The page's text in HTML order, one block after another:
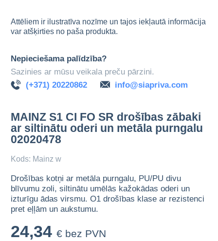
Attēliem ir ilustratīva nozīme un tajos iekļautā informācija
var atšķirties no paša produkta.
Nepieciešama palīdzība?
Sazinies ar mūsu veikala preču pārzini.
(+371) 20220862
info@siapriva.com
MAINZ S1 CI FO SR drošības zābaki
ar siltinātu oderi un metāla purngalu
02020478
Kods: Mainz w
Drošības kotņi ar metāla purngalu, PU/PU divu
blīvumu zoli, siltinātu umēlās kažokādas oderi un
izturīgu ādas virsmu. O1 drošības klase ar rezistenci
pret eļļām un aukstumu.
24,34 € bez PVN